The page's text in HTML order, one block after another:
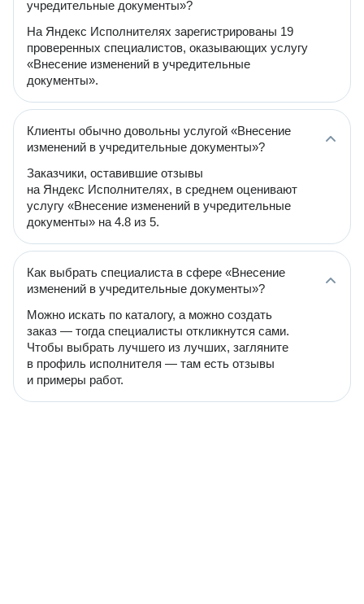
учредительные документы»?
На Яндекс Исполнителях зарегистрированы 19
проверенных специалистов, оказывающих услугу
«Внесение изменений в учредительные
документы».
Клиенты обычно довольны услугой «Внесение
изменений в учредительные документы»?
Заказчики, оставившие отзывы
на Яндекс Исполнителях, в среднем оценивают
услугу «Внесение изменений в учредительные
документы» на 4.8 из 5.
Как выбрать специалиста в сфере «Внесение
изменений в учредительные документы»?
Можно искать по каталогу, а можно создать
заказ — тогда специалисты откликнутся сами.
Чтобы выбрать лучшего из лучших, загляните
в профиль исполнителя — там есть отзывы
и примеры работ.